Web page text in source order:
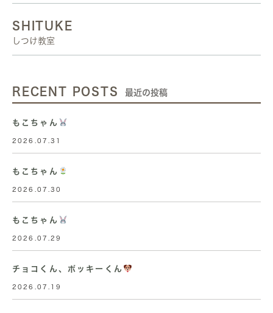
SHITUKE
しつけ教室
RECENT POSTS 最近の投稿
もこちゃん
2026.07.31
もこちゃん
2026.07.30
もこちゃん
2026.07.29
チョコくん、ポッキーくん
2026.07.19